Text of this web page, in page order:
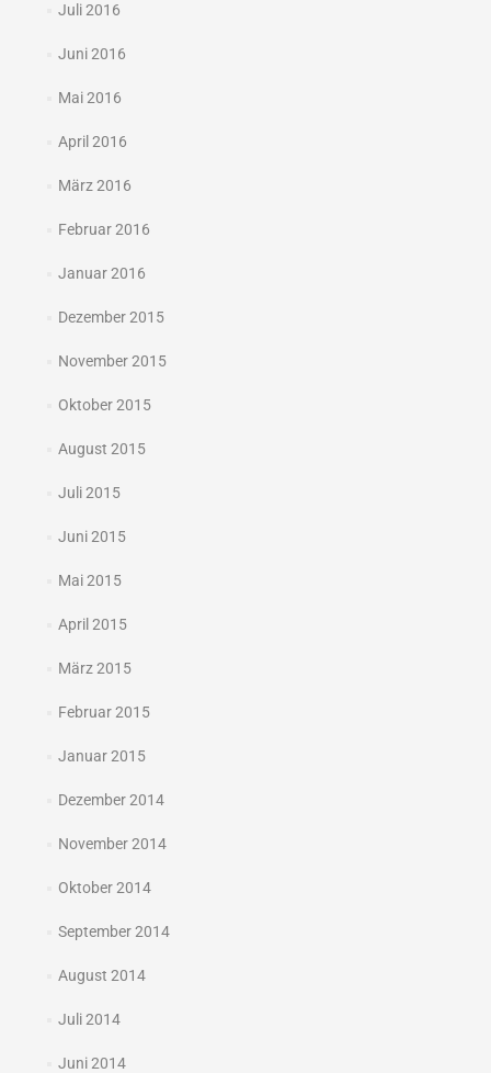
Juli 2016
Juni 2016
Mai 2016
April 2016
März 2016
Februar 2016
Januar 2016
Dezember 2015
November 2015
Oktober 2015
August 2015
Juli 2015
Juni 2015
Mai 2015
April 2015
März 2015
Februar 2015
Januar 2015
Dezember 2014
November 2014
Oktober 2014
September 2014
August 2014
Juli 2014
Juni 2014